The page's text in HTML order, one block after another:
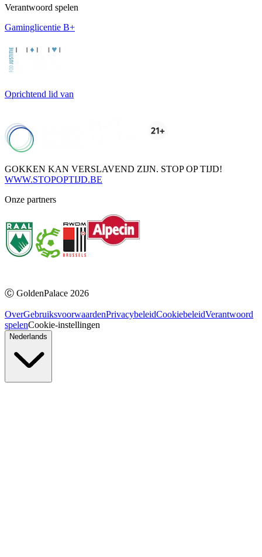
Verantwoord spelen
Gaminglicentie B+
Oprichtend lid van
GOKKEN KAN VERSLAVEND ZIJN. STOP OP TIJD!
WWW.STOPOPTIJD.BE
Onze partners
Ⓒ GoldenPalace 2026
OverGebruiksvoorwaardenPrivacybeleidCookiebeleidVerantwoord
spelenCookie-instellingen
Nederlands